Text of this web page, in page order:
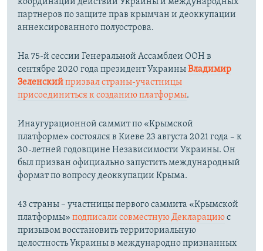
партнеров по защите прав крымчан и деоккупации
аннексированного полуострова.
На 75-й сессии Генеральной Ассамблеи ООН в
сентябре 2020 года президент УкраиныВладимир
Зеленскийпризвал страны-участницы
присоединиться к созданию платформы.
Инаугурационной саммит по «Крымской
платформе» состоялся в Киеве 23 августа 2021 года – к
30-летней годовщине Независимости Украины. Он
был призван официально запустить международный
формат по вопросу деоккупации Крыма.
43 страны – участницы первого саммита «Крымской
платформы» подписали совместную Декларациюс
призывом восстановить территориальную
целостность Украины в международно признанных